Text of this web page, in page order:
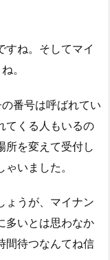
すね。そしてマイ
。
番号は呼ばれてい
てくる人もいるの
所を変えて受付し
いました。
ょうが、マイナン
多いとは思わなか
間待つなんてね信